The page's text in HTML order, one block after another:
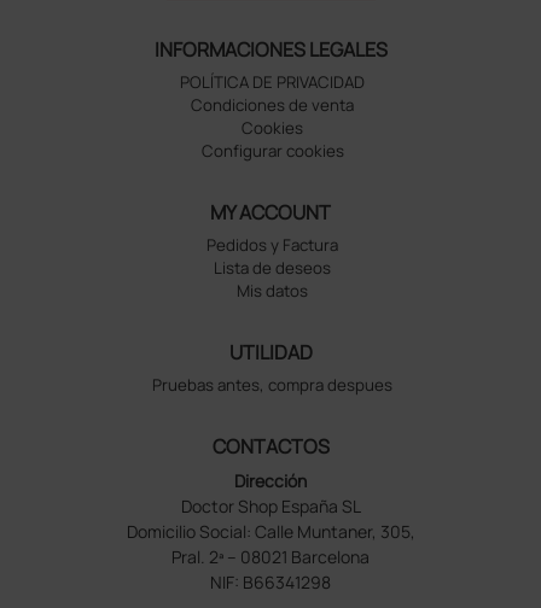
INFORMACIONES LEGALES
POLÍTICA DE PRIVACIDAD
Condiciones de venta
Cookies
Configurar cookies
MY ACCOUNT
Pedidos y Factura
Lista de deseos
Mis datos
UTILIDAD
Pruebas antes, compra despues
CONTACTOS
Dirección
Doctor Shop España SL
Domicilio Social: Calle Muntaner, 305,
Pral. 2ª – 08021 Barcelona
NIF: B66341298